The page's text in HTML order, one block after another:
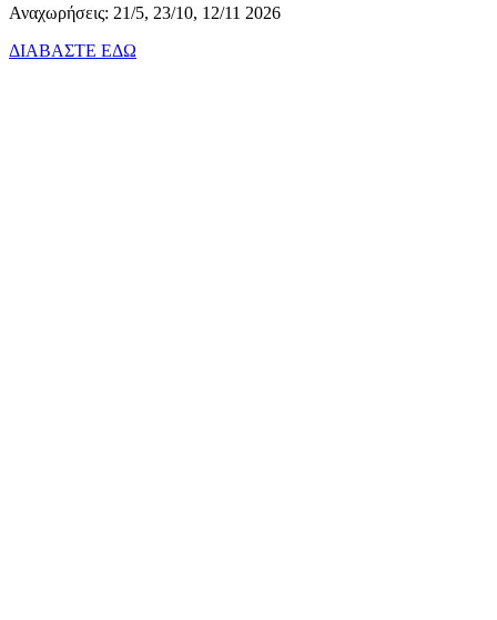
Αναχωρήσεις: 21/5, 23/10, 12/11 2026
ΔΙΑΒΑΣΤΕ ΕΔΩ